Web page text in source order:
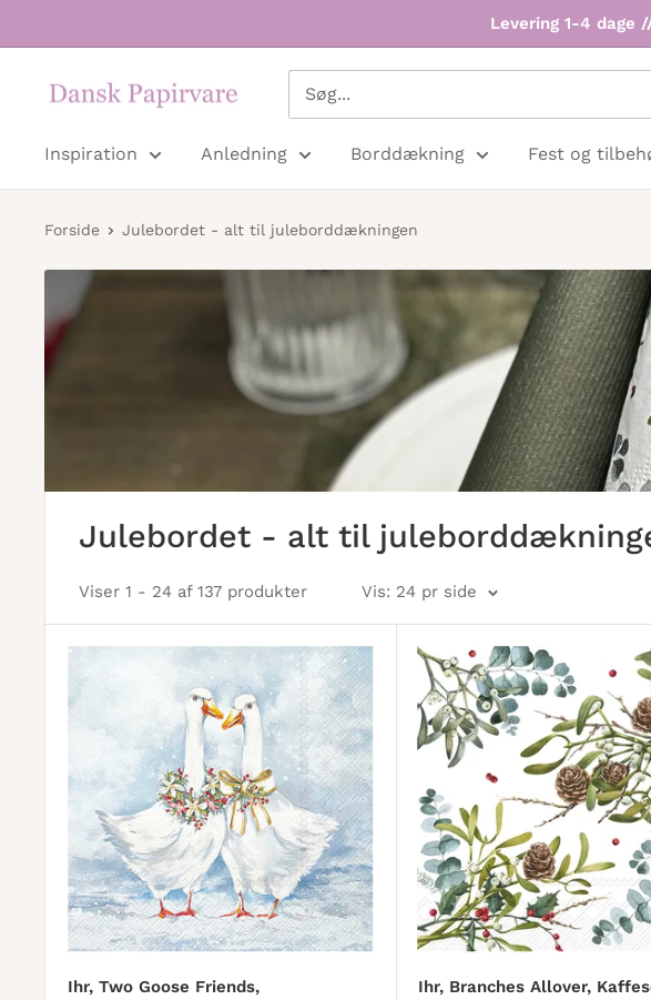
Levering 1-4 dage
Dansk
Inspiration Anledning Borddækning Fest og
Forside Julebordet - alt til juleborddækningen
Julebordet - alt til
Viser 1 - 24 af 137 produkter Vis: 24 pr side
Ihr, Two Goose Friends,
Ihr, Branches Allover,